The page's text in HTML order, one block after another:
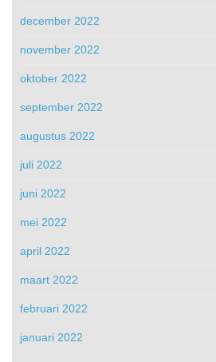
december 2022
november 2022
oktober 2022
september 2022
augustus 2022
juli 2022
juni 2022
mei 2022
april 2022
maart 2022
februari 2022
januari 2022